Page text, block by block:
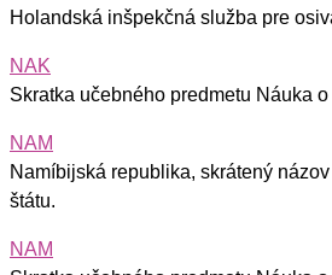
Holandská inšpekčná služba pre
NAK
Skratka učebného predmetu Náuka
NAM
Namíbijská republika, skrátený
štátu.
NAM